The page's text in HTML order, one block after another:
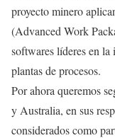
proyecto minero
(Advanced Work
softwares líderes en
plantas de procesos.
Por ahora queremos
y Australia, en sus
considerados como